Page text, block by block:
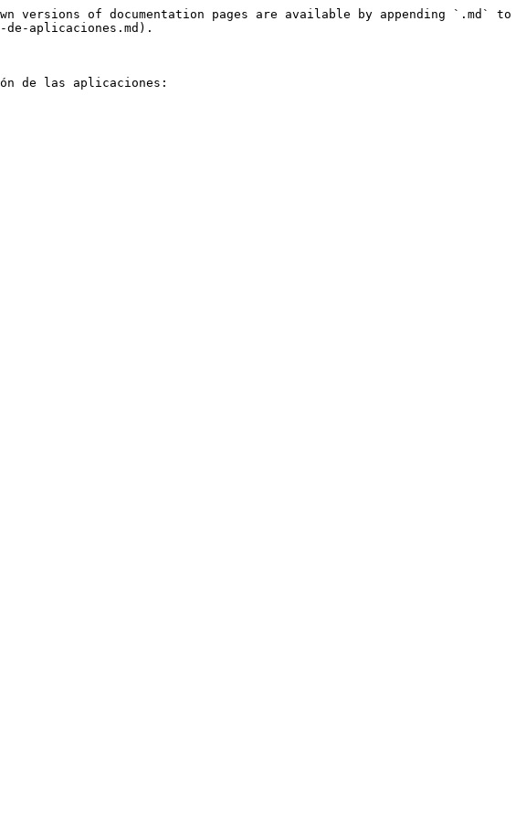
of documentation pages are available by appending `.md` to
aplicaciones.md).
de las aplicaciones: